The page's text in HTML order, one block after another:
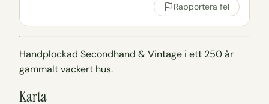
Rapportera fel
Handplockad Secondhand & Vintage i ett 250 år
gammalt vackert hus.
Karta